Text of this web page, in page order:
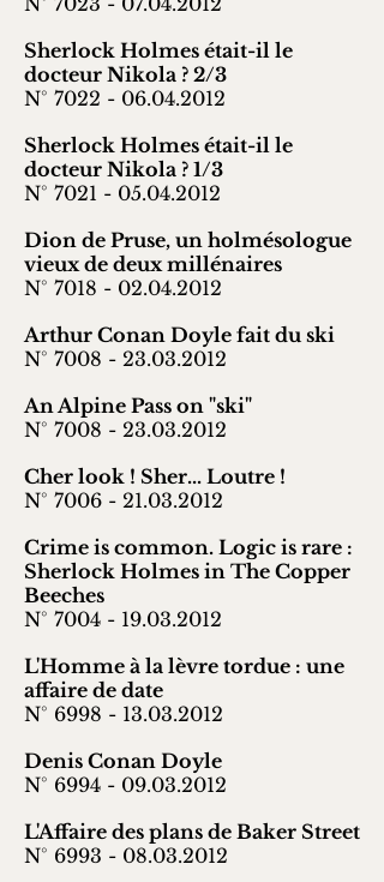
Sherlock Holmes était-il le
docteur Nikola ? 2/3
N° 7022 - 06.04.2012
Sherlock Holmes était-il le
docteur Nikola ? 1/3
N° 7021 - 05.04.2012
Dion de Pruse, un holmésologue
vieux de deux millénaires
N° 7018 - 02.04.2012
Arthur Conan Doyle fait du ski
N° 7008 - 23.03.2012
An Alpine Pass on "ski"
N° 7008 - 23.03.2012
Cher look ! Sher... Loutre !
N° 7006 - 21.03.2012
Crime is common. Logic is rare :
Sherlock Holmes in The Copper
Beeches
N° 7004 - 19.03.2012
L'Homme à la lèvre tordue : une
affaire de date
N° 6998 - 13.03.2012
Denis Conan Doyle
N° 6994 - 09.03.2012
L'Affaire des plans de Baker Street
N° 6993 - 08.03.2012